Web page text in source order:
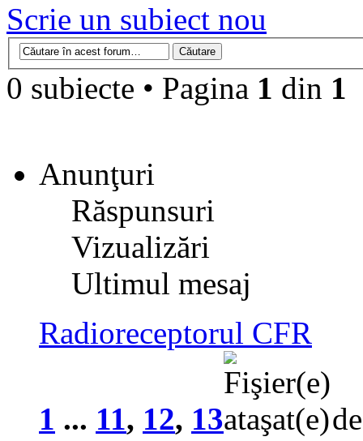
Scrie un subiect nou
0 subiecte • Pagina 1 din 1
Anunţuri
Răspunsuri
Vizualizări
Ultimul mesaj
Radioreceptorul CFR
1 ... 11, 12, 13